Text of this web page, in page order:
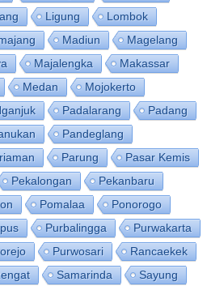
Ligung
Lombok
Madiun
Magelang
Majalengka
Makassar
Medan
Mojokerto
Padalarang
Padang
Pandeglang
Parung
Pasar Kemis
Pekalongan
Pekanbaru
Pomalaa
Ponorogo
Purbalingga
Purwakarta
Purwosari
Rancaekek
Samarinda
Sayung